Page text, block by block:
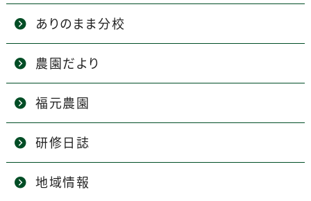
ありのまま分校
農園だより
福元農園
研修日誌
地域情報